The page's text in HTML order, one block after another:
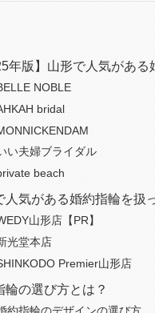
年版】山形で人気がある
NOBLE
bridal
い夫婦ブライダル
beach
人気がある婚約指輪を扱
山形店【PR】
光堂本店
Premier山形店
輪の選び方とは？